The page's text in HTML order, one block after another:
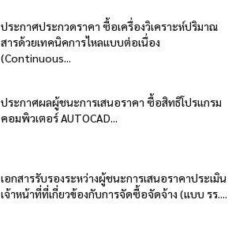
ประกาศประกวดราคา ซื้อเครื่องวิเคราะห์ปริมาณ
สารด้วยเทคนิคการไหลแบบต่อเนื่อง
(Continuous...
ประกาศผลผู้ชนะการเสนอราคา ซื้อสิทธิโปรแกรม
คอมพิวเตอร์ AUTOCAD...
เอกสารรับรองระหว่างผู้ชนะการเสนอราคาประเมิน
เจ้าหน้าที่ที่เกี่ยวข้องกับการจัดซื้อจัดจ้าง (แบบ รร....